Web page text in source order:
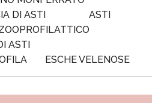
DI ASTI
ASTI
ASTI
ESCHE VELENOSE